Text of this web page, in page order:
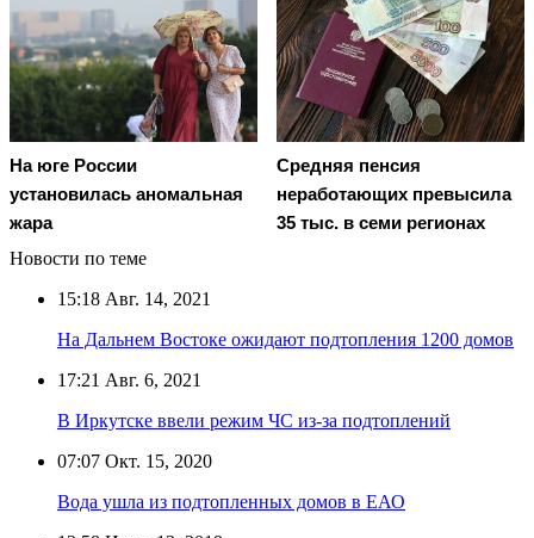
На юге России
установилась аномальная
жара
Средняя пенсия
неработающих превысила
35 тыс. в семи регионах
Новости по теме
15:18 Авг. 14, 2021
На Дальнем Востоке ожидают подтопления 1200 домов
17:21 Авг. 6, 2021
В Иркутске ввели режим ЧС из-за подтоплений
07:07 Окт. 15, 2020
Вода ушла из подтопленных домов в ЕАО